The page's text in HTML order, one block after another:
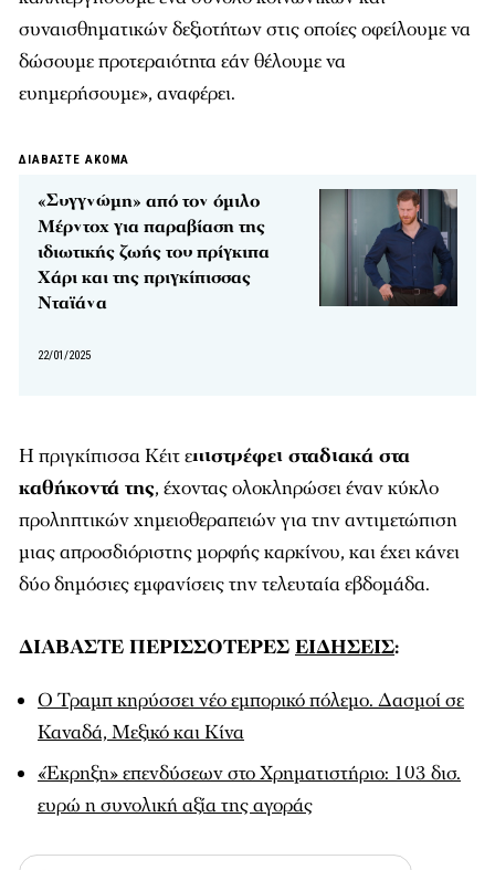
συναισθηματικών δεξιοτήτων στις οποίες οφείλουμε να
δώσουμε προτεραιότητα εάν θέλουμε να
ευημερήσουμε», αναφέρει.
ΔΙΑΒΑΣΤΕ ΑΚΟΜΑ
«Συγγνώμη» από τον όμιλο
Μέρντοχ για παραβίαση της
ιδιωτικής ζωής του πρίγκιπα
Χάρι και της πριγκίπισσας
Νταϊάνα
22/01/2025
Η πριγκίπισσα Κέιτ επιστρέφει σταδιακά στα
καθήκοντά της, έχοντας ολοκληρώσει έναν κύκλο
προληπτικών χημειοθεραπειών για την αντιμετώπιση
μιας απροσδιόριστης μορφής καρκίνου, και έχει κάνει
δύο δημόσιες εμφανίσεις την τελευταία εβδομάδα.
ΔΙΑΒΑΣΤΕ ΠΕΡΙΣΣΟΤΕΡΕΣ ΕΙΔΗΣΕΙΣ:
Ο Τραμπ κηρύσσει νέο εμπορικό πόλεμο. Δασμοί σε
Καναδά, Μεξικό και Κίνα
«Έκρηξη» επενδύσεων στο Χρηματιστήριο: 103 δισ.
ευρώ η συνολική αξία της αγοράς